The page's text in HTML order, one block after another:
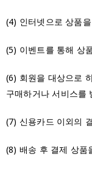
(4) 인터넷으로 상품
(5) 이벤트를 통해 상
(6) 회원을 대상으로
구매하거나 서비스를
(7) 신용카드 이외의
(8) 배송 후 결제 상품